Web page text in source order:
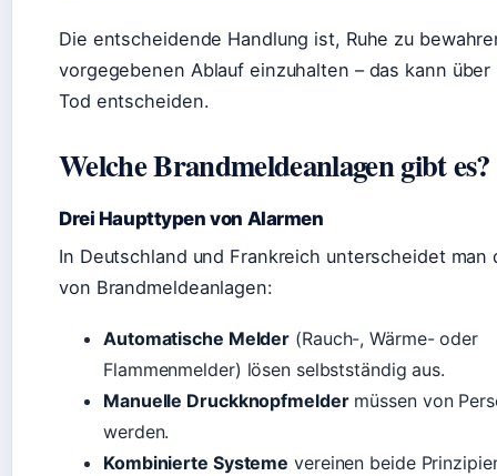
Die entscheidende Handlung ist, Ruhe zu
vorgegebenen Ablauf einzuhalten – das kann über
Tod entscheiden.
Welche Brandmeldeanlagen gibt es?
Drei Haupttypen von Alarmen
In Deutschland und Frankreich unterscheidet man
von Brandmeldeanlagen:
Automatische Melder (Rauch-, Wärme- oder
Flammenmelder) lösen selbstständig aus.
Manuelle Druckknopfmeldermüssen von
werden.
Kombinierte Systeme vereinen beide